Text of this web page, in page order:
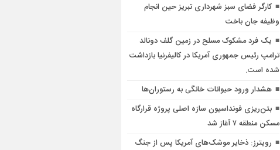
کارگر فضای سبز شهرداری تبریز حین انجام
وظیفه جان باخت
یک فرد مشکوک مسلح در زمین گلف دونالد
ترامپ رئیس جمهوری آمریکا در کالیفرنیا بازداشت
شده است.
هشدار ورود حیوانات خانگی به رستوران‌ها
بتن‌ریزی فونداسیون سازه اصلی پروژه قرارگاه
مسکن منطقه ۷ آغاز شد
رویترز: ذخایر موشک‌های آمریکا پس از جنگ